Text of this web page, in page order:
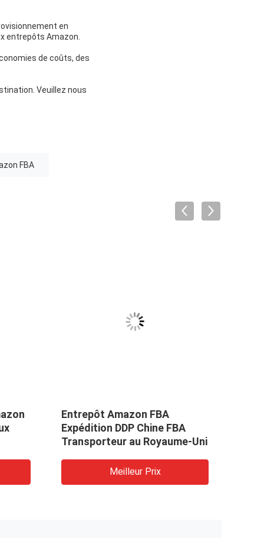
en
entrepôts Amazon.
de coûts, des
Veuillez nous
FBA
Entrepôt Amazon FBA
Expédition DDP Chine FBA
Transporteur au Royaume-Uni
Meilleur Prix